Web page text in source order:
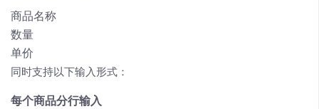
商品名称
数量
单价
同时支持以下输入形式：
每个商品分行输入